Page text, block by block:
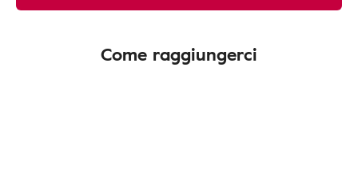
Come raggiungerci